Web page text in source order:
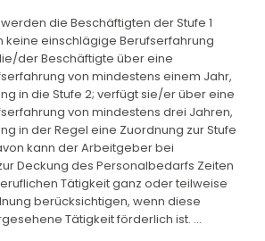
werden die Beschäftigten der Stufe 1
keine einschlägige Berufserfahrung
der Beschäftigte über eine
von mindestens einem Jahr,
in die Stufe 2; verfügt sie/er über eine
von mindestens drei Jahren,
in der Regel eine Zuordnung zur Stufe
kann der Arbeitgeber bei
Deckung des Personalbedarfs Zeiten
Tätigkeit ganz oder teilweise
berücksichtigen, wenn diese
Tätigkeit förderlich ist. ...